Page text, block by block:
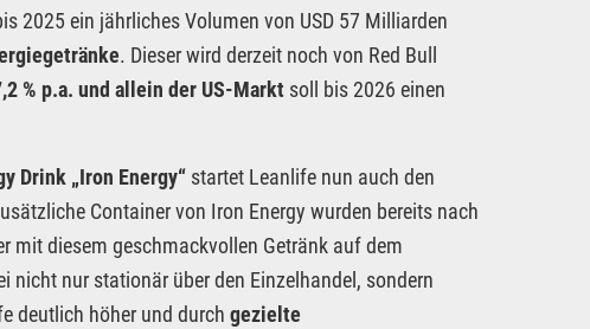
2025 ein jährliches Volumen von USD 57 Milliarden
. Dieser wird derzeit noch von Red Bull
% p.a. und allein der US-Markt soll bis 2026 einen
Drink „Iron Energy“ startet Leanlife nun auch den
Container von Iron Energy wurden bereits nach
mit diesem geschmackvollen Getränk auf dem
nicht nur stationär über den Einzelhandel, sondern
deutlich höher und durch gezielte